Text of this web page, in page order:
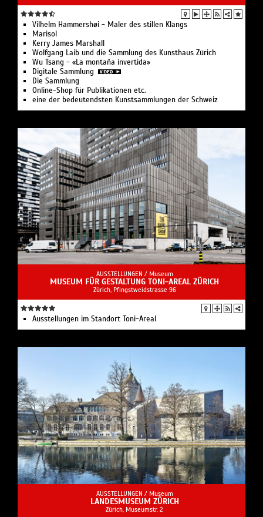
Vilhelm Hammershøi - Maler des stillen Klangs
Marisol
Kerry James Marshall
Wolfgang Laib und die Sammlung des Kunsthaus Zürich
Wu Tsang - «La montaña invertida»
Digitale Sammlung
Die Sammlung
Online-Shop für Publikationen etc.
eine der bedeutendsten Kunstsammlungen der Schweiz
AUSSTELLUNGEN / Museum
MUSEUM FÜR GESTALTUNG TONI-AREAL ZÜRICH
Zürich, Pfingstweidstrasse 96
Ausstellungen im Standort Toni-Areal
AUSSTELLUNGEN / Museum
LANDESMUSEUM ZÜRICH
Zürich, Museumstr. 2